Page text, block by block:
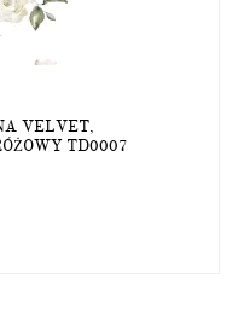
VELVET,
TD0007